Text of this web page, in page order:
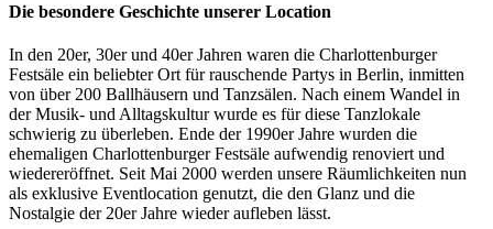
Die besondere Geschichte unserer Location
In den 20er, 30er und 40er Jahren waren die Charlottenburger
Festsäle ein beliebter Ort für rauschende Partys in Berlin, inmitten
von über 200 Ballhäusern und Tanzsälen. Nach einem Wandel in
der Musik- und Alltagskultur wurde es für diese Tanzlokale
schwierig zu überleben. Ende der 1990er Jahre wurden die
ehemaligen Charlottenburger Festsäle aufwendig renoviert und
wiedereröffnet. Seit Mai 2000 werden unsere Räumlichkeiten nun
als exklusive Eventlocation genutzt, die den Glanz und die
Nostalgie der 20er Jahre wieder aufleben lässt.